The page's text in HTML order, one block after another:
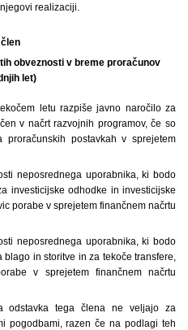
realizaciji.
obveznosti v breme proračunov
let)
letu razpiše javno naročilo za
v načrt razvojnih programov, če so
postavkah v sprejetem
neposrednega uporabnika, ki bodo
investicijske odhodke in investicijske
porabe v sprejetem finančnem načrtu
neposrednega uporabnika, ki bodo
in storitve in za tekoče transfere,
v sprejetem finančnem načrtu
odstavka tega člena ne veljajo za
pogodbami, razen če na podlagi teh